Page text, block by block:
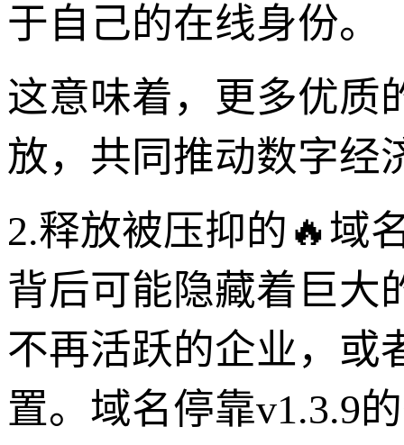
于自己的在线身份。
这意味着，更多优质
放，共同推动数字经
2.释放被压抑的🔥域
背后可能隐藏着巨大
不再活跃的企业，或
置。域名停靠v1.3.9